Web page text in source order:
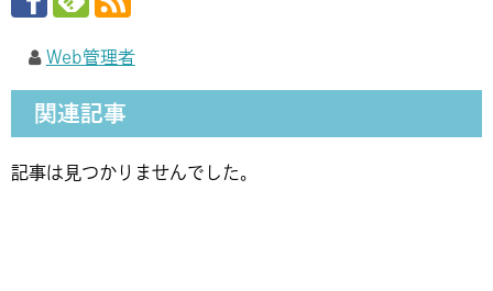
Web管理者
関連記事
記事は見つかりませんでした。